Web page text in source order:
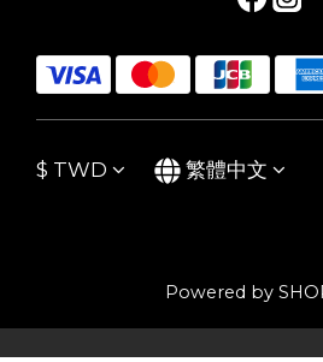
$ TWD 繁體中文
Powered by